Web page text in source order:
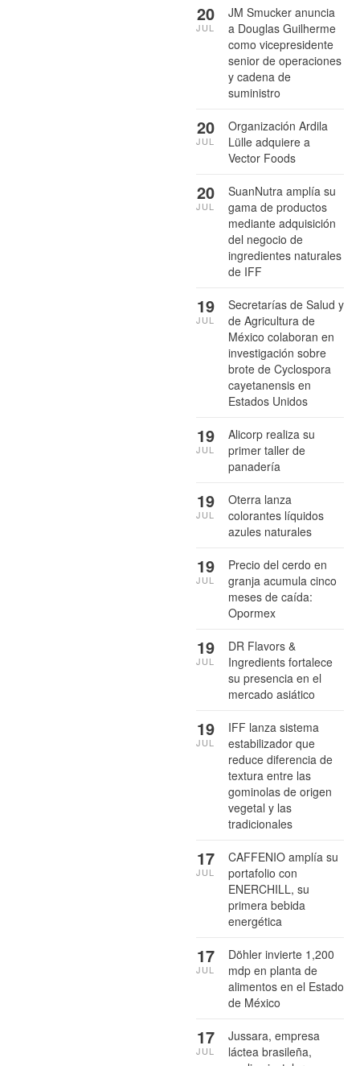
JM Smucker anuncia
a Douglas Guilherme
como vicepresidente
senior de operaciones
y cadena de
suministro
20
JUL
Organización Ardila
Lülle adquiere a
Vector Foods
20
JUL
SuanNutra amplía su
gama de productos
mediante adquisición
del negocio de
ingredientes naturales
de IFF
20
JUL
Secretarías de Salud y
de Agricultura de
México colaboran en
investigación sobre
brote de Cyclospora
cayetanensis en
Estados Unidos
19
JUL
Alicorp realiza su
primer taller de
panadería
19
JUL
Oterra lanza
colorantes líquidos
azules naturales
19
JUL
Precio del cerdo en
granja acumula cinco
meses de caída:
Opormex
19
JUL
DR Flavors &
Ingredients fortalece
su presencia en el
mercado asiático
19
JUL
IFF lanza sistema
estabilizador que
reduce diferencia de
textura entre las
gominolas de origen
vegetal y las
tradicionales
19
JUL
CAFFENIO amplía su
portafolio con
ENERCHILL, su
primera bebida
energética
17
JUL
Döhler invierte 1,200
mdp en planta de
alimentos en el Estado
de México
17
JUL
Jussara, empresa
láctea brasileña,
17
JUL